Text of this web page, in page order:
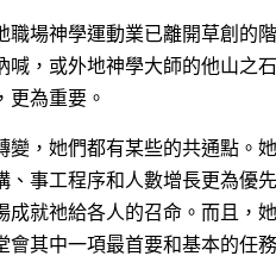
場神學運動業已離開草創的
，或外地神學大師的他山之
更為重要。
變，她們都有某些的共通點。
、事工程序和人數增長更為優
成就祂給各人的召命。而且，
會其中一項最首要和基本的任